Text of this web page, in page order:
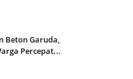
Beton Garuda,
Percepat...